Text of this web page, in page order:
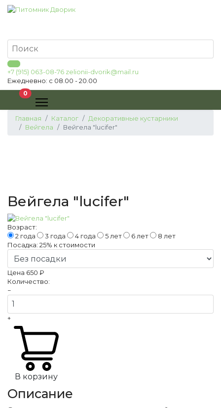
+7 (915) 063-08-76 zelionii-dvorik@mail.ru
Ежедневно: с 08.00 - 20.00
0В корзину
Главная Каталог
Декоративные кустарники
Вейгела
Вейгела "lucifer"
Вейгела "lucifer"
Возраст:
2 года
3 года 4 года 5 лет 6 лет
8 лет
Посадка: 25% к стоимости
Цена 650 ₽
Количество:
−
+
В корзину
Описание